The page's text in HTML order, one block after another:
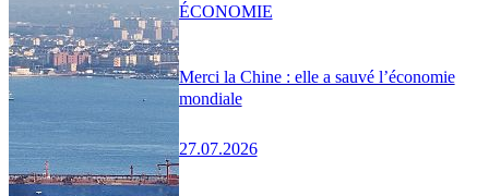
Merci la Chine : elle a sauvé l’économie
mondiale
27.07.2026
ÉCONOMIE